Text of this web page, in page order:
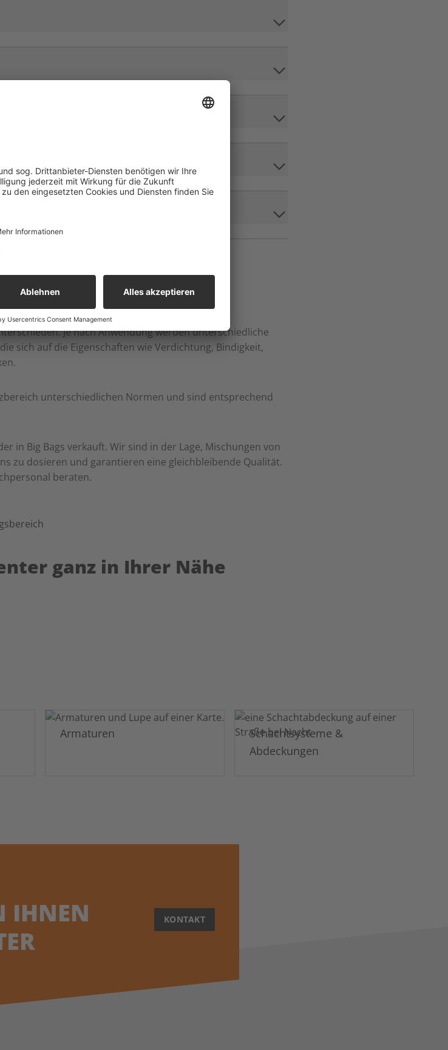
Je nach Anwendung werden unterschiedliche
sich auf die Eigenschaften wie Verdichtung, Bindigkeit,
unterschiedlichen Normen und sind entsprechend
in Big Bags verkauft. Wir sind in der Lage, Mischungen von
zu dosieren und garantieren eine gleichbleibende Qualität.
beraten.
ganz in Ihrer Nähe
Armaturen
Schachtsysteme &
Abdeckungen
IHNEN
KONTAKT